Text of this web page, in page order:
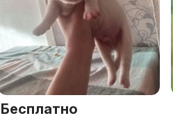
Бесплатно